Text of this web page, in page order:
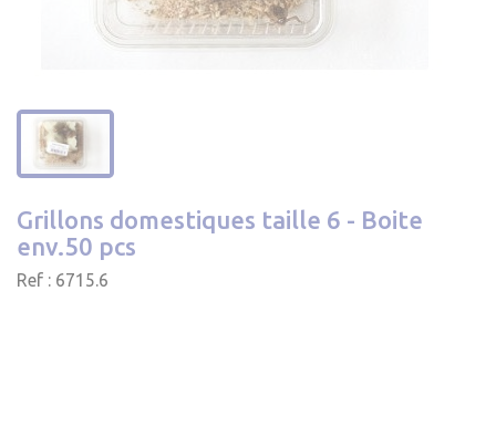
Grillons domestiques taille 6 - Boite
env.50 pcs
Ref : 6715.6